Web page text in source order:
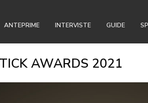
ANTEPRIME INTERVISTE GUIDE
AWARDS 2021